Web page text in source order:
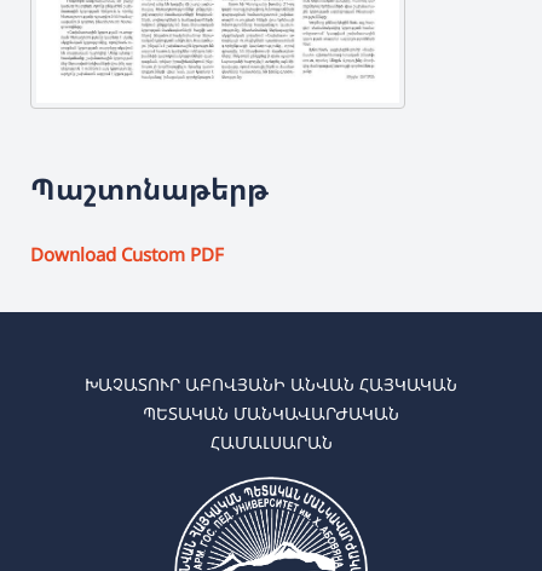
Պաշտոնաթերթ
Download Custom PDF
ԽԱՉԱՏՈՒՐ ԱԲՈՎՅԱՆԻ ԱՆՎԱՆ ՀԱՅԿԱԿԱՆ
ՊԵՏԱԿԱՆ ՄԱՆԿԱՎԱՐԺԱԿԱՆ
ՀԱՄԱԼՍԱՐԱՆ